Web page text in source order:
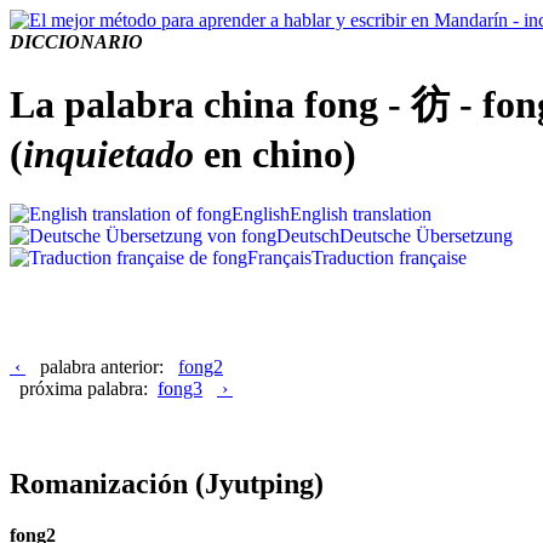
DICCIONARIO
La palabra china fong - 彷 -
(inquietado en chino)
EnglishEnglish translation
DeutschDeutsche Übersetzung
FrançaisTraduction française
‹ palabra anterior: fong2
próxima palabra: fong3 ›
Romanización (Jyutping)
fong2